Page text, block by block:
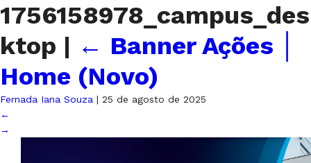
1756158978_campus_des
ktop | ← Banner Ações │
Home (Novo)
Fernada Iana Souza | 25 de agosto de 2025
←
→